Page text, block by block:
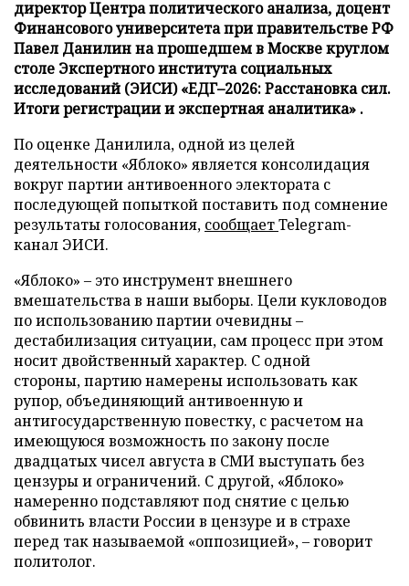
директор Центра политического анализа, доцент
Финансового университета при правительстве РФ
Павел Данилин на прошедшем в Москве круглом
столе Экспертного института социальных
исследований (ЭИСИ) «ЕДГ–2026: Расстановка сил.
Итоги регистрации и экспертная аналитика» .
По оценке Данилила, одной из целей
деятельности «Яблоко» является консолидация
вокруг партии антивоенного электората с
последующей попыткой поставить под сомнение
результаты голосования, сообщаетTelegram-
канал ЭИСИ.
«Яблоко» – это инструмент внешнего
вмешательства в наши выборы. Цели кукловодов
по использованию партии очевидны –
дестабилизация ситуации, сам процесс при этом
носит двойственный характер. С одной
стороны, партию намерены использовать как
рупор, объединяющий антивоенную и
антигосударственную повестку, с расчетом на
имеющуюся возможность по закону после
двадцатых чисел августа в СМИ выступать без
цензуры и ограничений. С другой, «Яблоко»
намеренно подставляют под снятие с целью
обвинить власти России в цензуре и в страхе
перед так называемой «оппозицией», – говорит
политолог.